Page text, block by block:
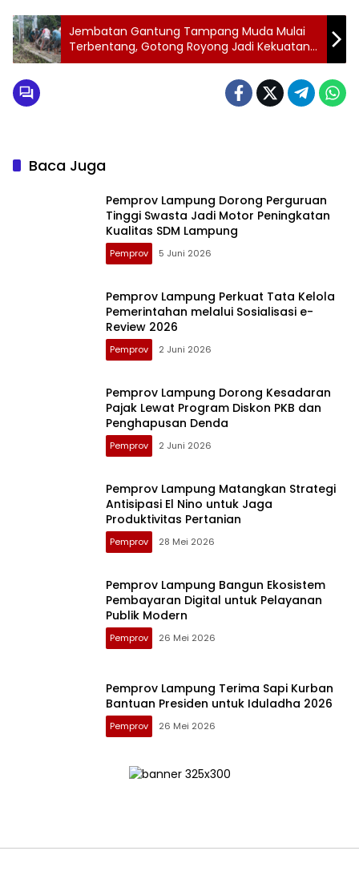
Jembatan Gantung Tampang Muda Mulai
Terbentang, Gotong Royong Jadi Kekuatan
Utama
Baca Juga
Pemprov Lampung Dorong Perguruan
Tinggi Swasta Jadi Motor Peningkatan
Kualitas SDM Lampung
Pemprov 5 Juni 2026
Pemprov Lampung Perkuat Tata Kelola
Pemerintahan melalui Sosialisasi e-
Review 2026
Pemprov 2 Juni 2026
Pemprov Lampung Dorong Kesadaran
Pajak Lewat Program Diskon PKB dan
Penghapusan Denda
Pemprov 2 Juni 2026
Pemprov Lampung Matangkan Strategi
Antisipasi El Nino untuk Jaga
Produktivitas Pertanian
Pemprov 28 Mei 2026
Pemprov Lampung Bangun Ekosistem
Pembayaran Digital untuk Pelayanan
Publik Modern
Pemprov 26 Mei 2026
Pemprov Lampung Terima Sapi Kurban
Bantuan Presiden untuk Iduladha 2026
Pemprov 26 Mei 2026